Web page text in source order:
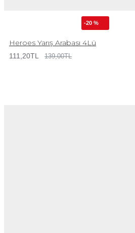
-20 %
Heroes Yarış Arabası 4Lü
111,20TL 139,00TL